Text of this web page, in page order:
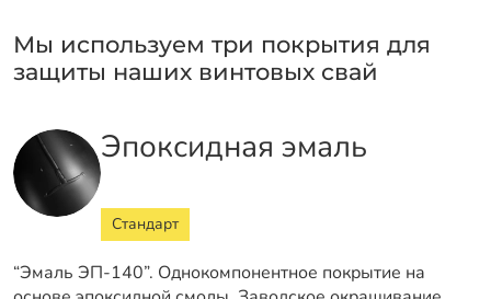
Мы используем три покрытия для
защиты наших винтовых свай
Эпоксидная эмаль
Стандарт
“Эмаль ЭП-140”. Однокомпонентное покрытие на